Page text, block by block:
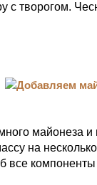
с творогом.
майонеза
на
все